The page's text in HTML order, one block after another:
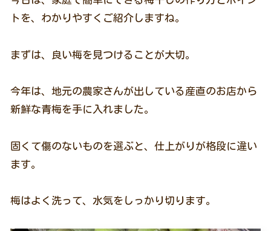
トを、わかりやすくご紹介しますね。
まずは、良い梅を見つけることが大切。
今年は、地元の農家さんが出している産直のお店から
新鮮な青梅を手に入れました。
固くて傷のないものを選ぶと、仕上がりが格段に違い
ます。
梅はよく洗って、水気をしっかり切ります。